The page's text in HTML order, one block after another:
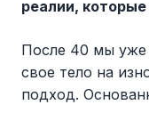
реалии,
После 40 мы уже
свое тело на
подход.